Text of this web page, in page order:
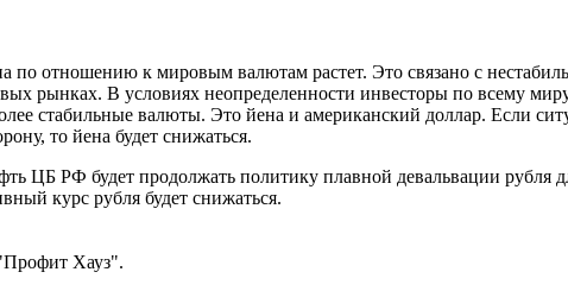
по отношению к мировым валютам растет. Это связано с
рынках. В условиях неопределенности инвесторы по всему
стабильные валюты. Это йена и американский доллар. Если
то йена будет снижаться.
ЦБ РФ будет продолжать политику плавной девальвации рубля
курс рубля будет снижаться.
Хауз".